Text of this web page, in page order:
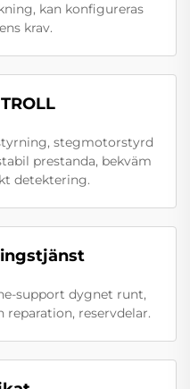
kan konfigureras
krav.
stegmotorstyrd
prestanda, bekväm
detektering.
support dygnet runt,
reservdelar.